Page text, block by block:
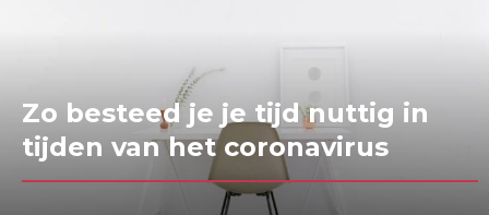
Zo besteed je je tijd nuttig in
tijden van het coronavirus